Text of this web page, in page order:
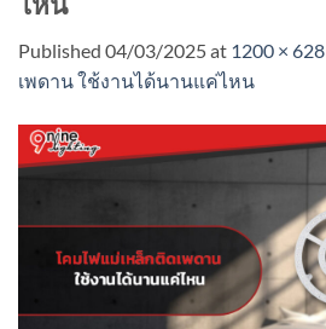
Published 04/03/2025at 1200 × 628
เพดาน ใช้งานได้นานแค่ไหน